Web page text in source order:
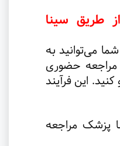
طریق سینا
می‌توانید به
مراجعه حضوری
این فرآیند
پزشک مراجعه